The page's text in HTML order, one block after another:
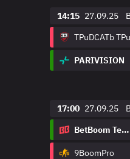
14:15 27.09.25
TPuDCATb TPu
PARIVISION
17:00 27.09.25
BetBoom Team
9BoomPro